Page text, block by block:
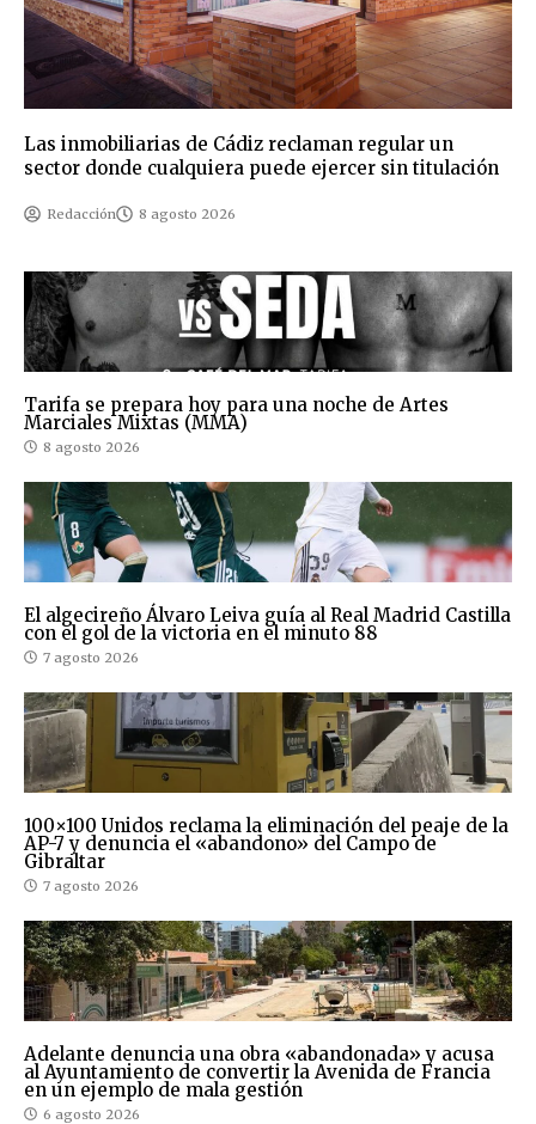
Las inmobiliarias de Cádiz reclaman regular un
sector donde cualquiera puede ejercer sin titulación
Redacción 8 agosto 2026
Tarifa se prepara hoy para una noche de Artes
Marciales Mixtas (MMA)
8 agosto 2026
El algecireño Álvaro Leiva guía al Real Madrid Castilla
con el gol de la victoria en el minuto 88
7 agosto 2026
100×100 Unidos reclama la eliminación del peaje de la
AP-7 y denuncia el «abandono» del Campo de
Gibraltar
7 agosto 2026
Adelante denuncia una obra «abandonada» y acusa
al Ayuntamiento de convertir la Avenida de Francia
en un ejemplo de mala gestión
6 agosto 2026